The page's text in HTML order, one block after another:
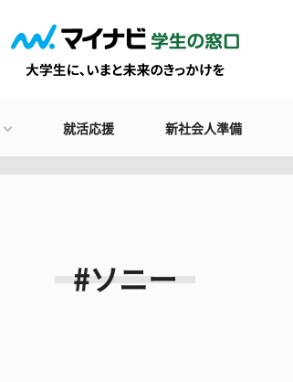
就活応援 新社会人準備
#ソニー